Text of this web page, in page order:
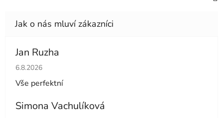
Jan Ruzha
Hodnocení obchodu je 5 z 5 hvězdiček.
6.8.2026
Vše perfektní
Simona Vachulíková